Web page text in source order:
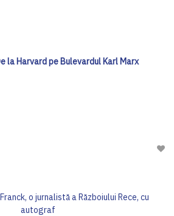
la Harvard pe Bulevardul Karl Marx